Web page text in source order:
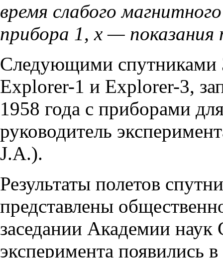
время слабого
прибора 1, х — показания
Следующими
Explorer-1 и Explorer-3,
1958 года с приборами
руководитель
J.A.).
Результаты полетов
представлены
заседании Академии
эксперимента появились